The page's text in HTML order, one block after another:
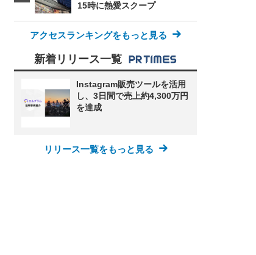
15時に熱愛スクープ
アクセスランキングをもっと見る
新着リリース一覧
Instagram販売ツールを活用
し、3日間で売上約4,300万円
を達成
リリース一覧をもっと見る